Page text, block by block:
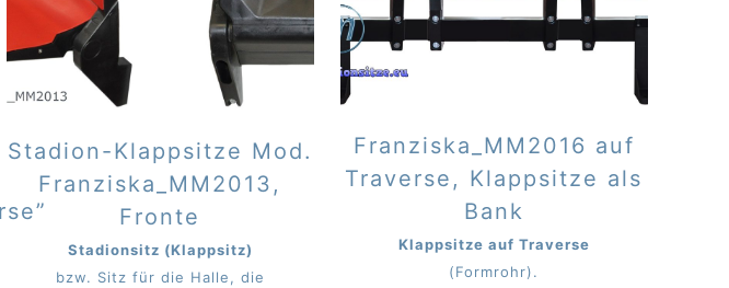
Stadion-Klappsitze Mod.
Franziska_MM2013,
Fronte
Stadionsitz (Klappsitz)
bzw. Sitz für die Halle, die
Franziska_MM2016 auf
Traverse, Klappsitze als
Bank
Klappsitze auf Traverse
(Formrohr).